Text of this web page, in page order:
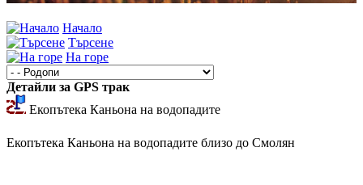
Начало
Търсене
На горе
Детайли за GPS трак
Екопътека Каньона на водопадите
Екопътека Каньона на водопадите близо до Смолян